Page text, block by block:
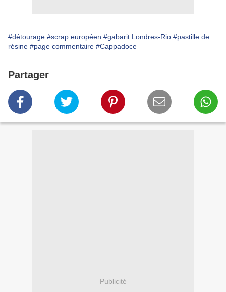
#détourage #scrap européen #gabarit Londres-Rio #pastille de
résine #page commentaire #Cappadoce
Partager
Publicité